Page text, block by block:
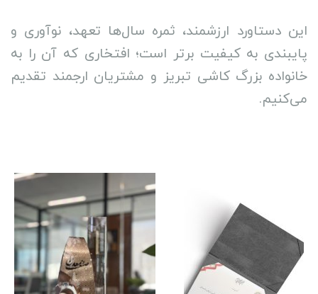
این دستاورد ارزشمند، ثمره سال‌ها تعهد، نوآوری و
پایبندی به کیفیت برتر است؛ افتخاری که آن را به
خانواده بزرگ کاشی تبریز و مشتریان ارجمند تقدیم
می‌کنیم.